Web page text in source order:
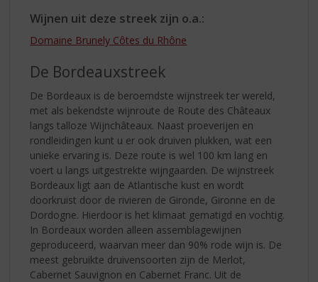
Wijnen uit deze streek zijn o.a.:
Domaine Brunely Côtes du Rhône
De Bordeauxstreek
De Bordeaux is de beroemdste wijnstreek ter wereld,
met als bekendste wijnroute de Route des Châteaux
langs talloze Wijnchâteaux. Naast proeverijen en
rondleidingen kunt u er ook druiven plukken, wat een
unieke ervaring is. Deze route is wel 100 km lang en
voert u langs uitgestrekte wijngaarden. De wijnstreek
Bordeaux ligt aan de Atlantische kust en wordt
doorkruist door de rivieren de Gironde, Gironne en de
Dordogne. Hierdoor is het klimaat gematigd en vochtig.
In Bordeaux worden alleen assemblagewijnen
geproduceerd, waarvan meer dan 90% rode wijn is. De
meest gebruikte druivensoorten zijn de Merlot,
Cabernet Sauvignon en Cabernet Franc. Uit de